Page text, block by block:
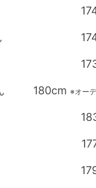
180cm ※オー